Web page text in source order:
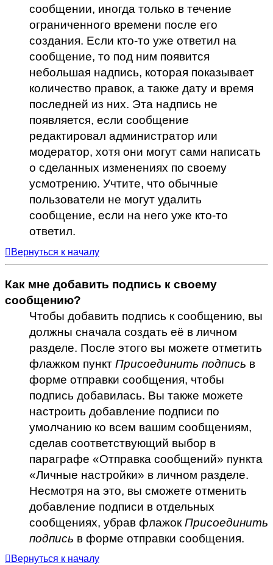
сообщении, иногда только в течение
ограниченного времени после его
создания. Если кто-то уже ответил на
сообщение, то под ним появится
небольшая надпись, которая показывает
количество правок, а также дату и время
последней из них. Эта надпись не
появляется, если сообщение
редактировал администратор или
модератор, хотя они могут сами написать
о сделанных изменениях по своему
усмотрению. Учтите, что обычные
пользователи не могут удалить
сообщение, если на него уже кто-то
ответил.
Вернуться к началу
Как мне добавить подпись к своему
сообщению?
Чтобы добавить подпись к сообщению, вы
должны сначала создать её в личном
разделе. После этого вы можете отметить
флажком пункт Присоединить подпись в
форме отправки сообщения, чтобы
подпись добавилась. Вы также можете
настроить добавление подписи по
умолчанию ко всем вашим сообщениям,
сделав соответствующий выбор в
параграфе «Отправка сообщений» пункта
«Личные настройки» в личном разделе.
Несмотря на это, вы сможете отменить
добавление подписи в отдельных
сообщениях, убрав флажок Присоединить
подпись в форме отправки сообщения.
Вернуться к началу